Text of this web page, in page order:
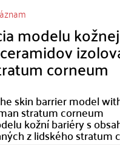
modelu
corneum
skin barrier model
stratum corneum
kožní bariéry s
z lidského stratum